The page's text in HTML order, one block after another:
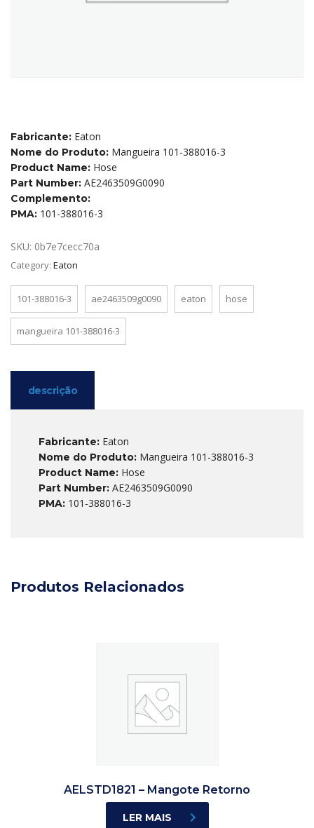
Fabricante: Eaton
Nome do Produto: Mangueira 101-388016-3
Product Name: Hose
Part Number: AE2463509G0090
Complemento:
PMA: 101-388016-3
SKU: 0b7e7cecc70a
Category: Eaton
101-388016-3 ae2463509g0090 eaton hose
mangueira 101-388016-3
descrição
Fabricante: Eaton
Nome do Produto: Mangueira 101-388016-3
Product Name: Hose
Part Number: AE2463509G0090
PMA: 101-388016-3
Produtos Relacionados
AELSTD1821 – Mangote Retorno
LER MAIS